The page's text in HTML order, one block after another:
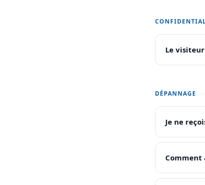
Le
DÉPANNAGE
Je ne
Comment